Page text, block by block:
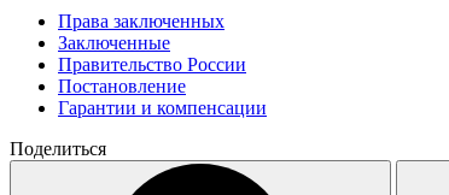
Права заключенных
Заключенные
Правительство России
Постановление
Гарантии и компенсации
Поделиться